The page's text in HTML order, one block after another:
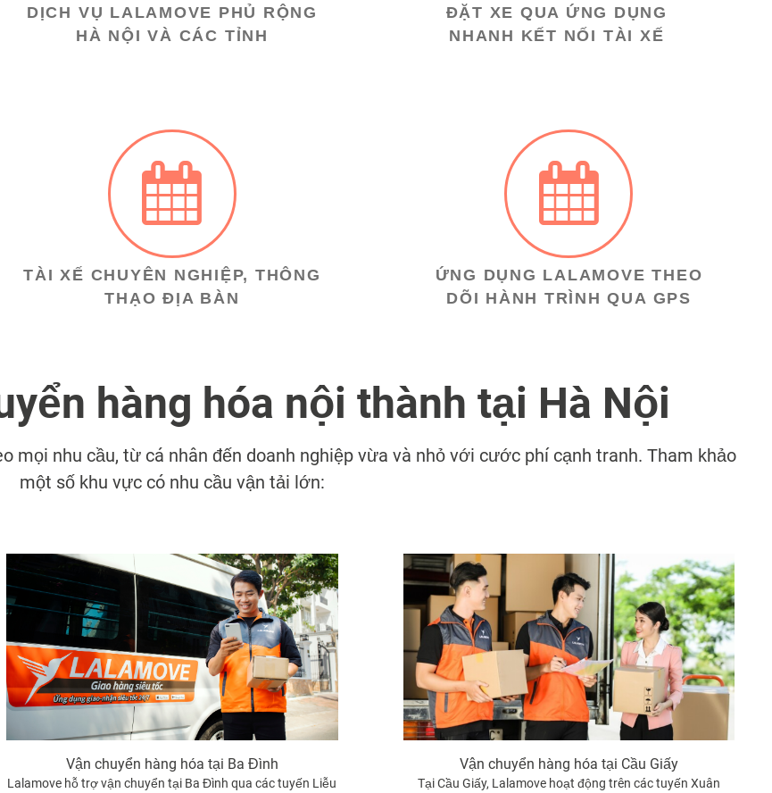
DỊCH VỤ LALAMOVE PHỦ RỘNG
HÀ NỘI VÀ CÁC TỈNH
ĐẶT XE QUA ỨNG DỤNG
NHANH KẾT NỐI TÀI XẾ
TÀI XẾ CHUYÊN NGHIỆP, THÔNG
THẠO ĐỊA BÀN
ỨNG DỤNG LALAMOVE THEO
DÕI HÀNH TRÌNH QUA GPS
hàng hóa nội thành tại Hà Nội
mọi nhu cầu, từ cá nhân đến doanh nghiệp vừa và nhỏ với cước phí cạnh tranh. Tham khảo
một số khu vực có nhu cầu vận tải lớn:
Vận chuyển hàng hóa tại Ba Đình
Lalamove hỗ trợ vận chuyển tại Ba Đình qua các tuyến Liễu
Vận chuyển hàng hóa tại Cầu Giấy
Tại Cầu Giấy, Lalamove hoạt động trên các tuyến Xuân